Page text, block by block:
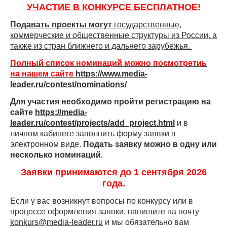
УЧАСТИЕ В КОНКУРСЕ БЕСПЛАТНОЕ!
Подавать проекты могут государственные,
коммерческие и общественные структуры из России, а
также из стран ближнего и дальнего зарубежья.
Полный список номинаций можно посмотретиь
на нашем сайте https://www.media-
leader.ru/contest/nominations/
Для участия необходимо пройти регистрацию на
сайте https://media-
leader.ru/contest/projects/add_project.html и в
личном кабинете заполнить форму заявки в
электронном виде. Подать заявку можно в одну или
несколько номинаций.
Заявки принимаются до 1 сентября 2026
года.
Если у вас возникнут вопросы по конкурсу или в
процессе оформления заявки, напишите на почту
konkurs@media-leader.ru и мы обязательно вам